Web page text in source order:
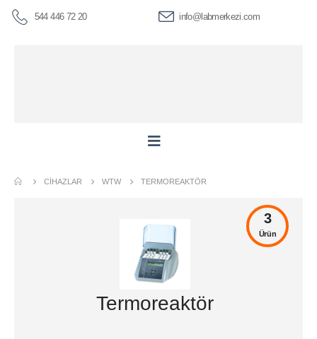
544 446 72 20 info@labmerkezi.com
CIHAZLAR WTW TERMOREAKTÖR
Termoreaktör
3
Ürün